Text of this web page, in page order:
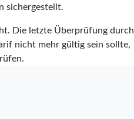
sichergestellt.
Die letzte Überprüfung durch
nicht mehr gültig sein sollte,